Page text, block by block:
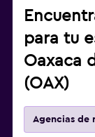
para tu
Oaxaca
(OAX)
Agencias de